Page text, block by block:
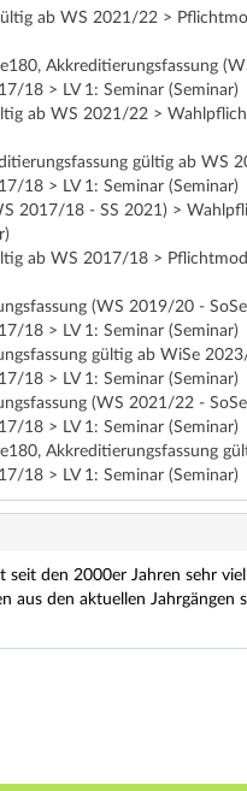
ab WS 2021/22 >
Akkreditierungsfassung
18 > LV 1: Seminar (Seminar)
ab WS 2021/22 >
gültig ab
18 > LV 1: Seminar (Seminar)
2017/18 - SS 2021) >
ab WS 2017/18 >
(WS 2019/20 -
18 > LV 1: Seminar (Seminar)
gültig ab WiSe
18 > LV 1: Seminar (Seminar)
(WS 2021/22 -
18 > LV 1: Seminar (Seminar)
Akkreditierungsfassung
18 > LV 1: Seminar (Seminar)
seit den 2000er Jahren sehr
aus den aktuellen